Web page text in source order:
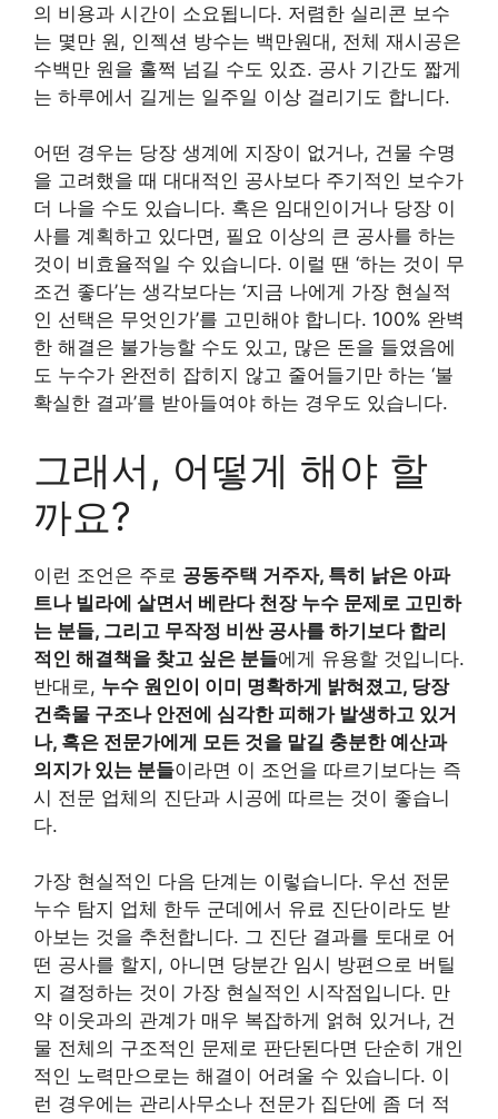
의 비용과 시간이 소요됩니다. 저렴한 실리콘 보수
는 몇만 원, 인젝션 방수는 백만원대, 전체 재시공은
수백만 원을 훌쩍 넘길 수도 있죠. 공사 기간도 짧게
는 하루에서 길게는 일주일 이상 걸리기도 합니다.
어떤 경우는 당장 생계에 지장이 없거나, 건물 수명
을 고려했을 때 대대적인 공사보다 주기적인 보수가
더 나을 수도 있습니다. 혹은 임대인이거나 당장 이
사를 계획하고 있다면, 필요 이상의 큰 공사를 하는
것이 비효율적일 수 있습니다. 이럴 땐 ‘하는 것이 무
조건 좋다’는 생각보다는 ‘지금 나에게 가장 현실적
인 선택은 무엇인가’를 고민해야 합니다. 100% 완벽
한 해결은 불가능할 수도 있고, 많은 돈을 들였음에
도 누수가 완전히 잡히지 않고 줄어들기만 하는 ‘불
확실한 결과’를 받아들여야 하는 경우도 있습니다.
그래서, 어떻게 해야 할
까요?
이런 조언은 주로 공동주택 거주자, 특히 낡은 아파
트나 빌라에 살면서 베란다 천장 누수 문제로 고민하
는 분들, 그리고 무작정 비싼 공사를 하기보다 합리
적인 해결책을 찾고 싶은 분들에게 유용할 것입니다.
반대로, 누수 원인이 이미 명확하게 밝혀졌고, 당장
건축물 구조나 안전에 심각한 피해가 발생하고 있거
나, 혹은 전문가에게 모든 것을 맡길 충분한 예산과
의지가 있는 분들이라면 이 조언을 따르기보다는 즉
시 전문 업체의 진단과 시공에 따르는 것이 좋습니
다.
가장 현실적인 다음 단계는 이렇습니다. 우선 전문
누수 탐지 업체 한두 군데에서 유료 진단이라도 받
아보는 것을 추천합니다. 그 진단 결과를 토대로 어
떤 공사를 할지, 아니면 당분간 임시 방편으로 버틸
지 결정하는 것이 가장 현실적인 시작점입니다. 만
약 이웃과의 관계가 매우 복잡하게 얽혀 있거나, 건
물 전체의 구조적인 문제로 판단된다면 단순히 개인
적인 노력만으로는 해결이 어려울 수 있습니다. 이
런 경우에는 관리사무소나 전문가 집단에 좀 더 적